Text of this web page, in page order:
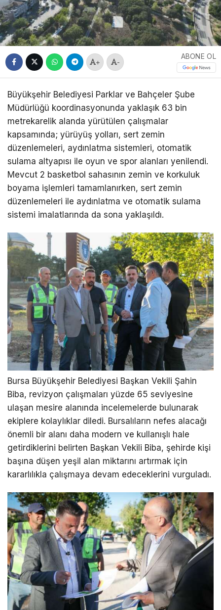
+ -
ABONE OL
Büyükşehir Belediyesi Parklar ve Bahçeler Şube
Müdürlüğü koordinasyonunda yaklaşık 63 bin
metrekarelik alanda yürütülen çalışmalar
kapsamında; yürüyüş yolları, sert zemin
düzenlemeleri, aydınlatma sistemleri, otomatik
sulama altyapısı ile oyun ve spor alanları yenilendi.
Mevcut 2 basketbol sahasının zemin ve korkuluk
boyama işlemleri tamamlanırken, sert zemin
düzenlemeleri ile aydınlatma ve otomatik sulama
sistemi imalatlarında da sona yaklaşıldı.
Bursa Büyükşehir Belediyesi Başkan Vekili Şahin
Biba, revizyon çalışmaları yüzde 65 seviyesine
ulaşan mesire alanında incelemelerde bulunarak
ekiplere kolaylıklar diledi. Bursalıların nefes alacağı
önemli bir alanı daha modern ve kullanışlı hale
getirdiklerini belirten Başkan Vekili Biba, şehirde kişi
başına düşen yeşil alan miktarını artırmak için
kararlılıkla çalışmaya devam edeceklerini vurguladı.